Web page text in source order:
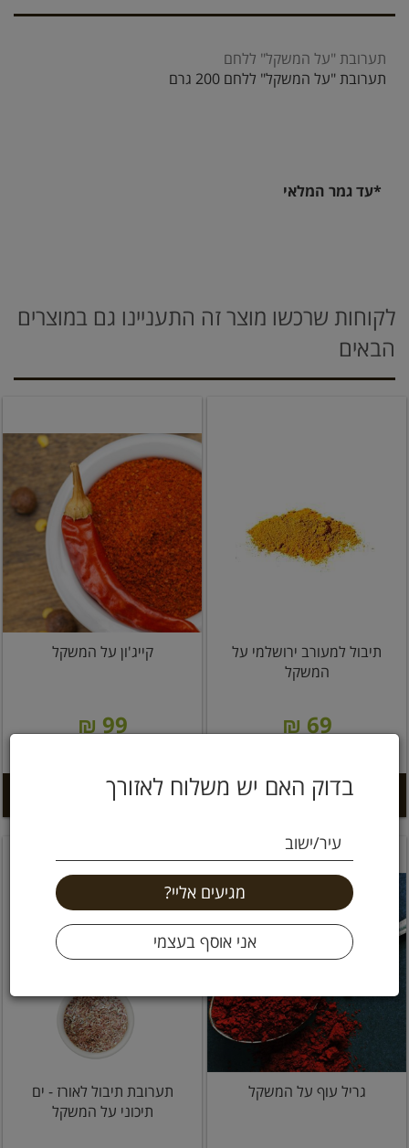
בדוק האם יש משלוח לאזורך
עיר/ישוב
תערובת "על המשקל" ללחם
תערובת "על המשקל" ללחם 200 גרם
*עד גמר המלאי
לקוחות שרכשו מוצר זה התעניינו גם במוצרים
הבאים
תיבול למעורב ירושלמי על
המשקל
69 ₪
הוספה לסל +
קייג'ון על המשקל
99 ₪
הוספה לסל +
גריל עוף על המשקל
תערובת תיבול לאורז - ים
תיכוני על המשקל